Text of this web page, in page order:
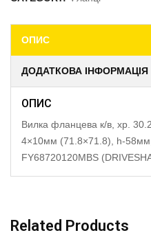
ОПИС
ДОДАТКОВА ІНФОРМАЦІЯ
ОПИС
Вилка фланцева к/в, хр.
4×10мм (71.8×71.8), h-
FY68720120MBS
Related Products